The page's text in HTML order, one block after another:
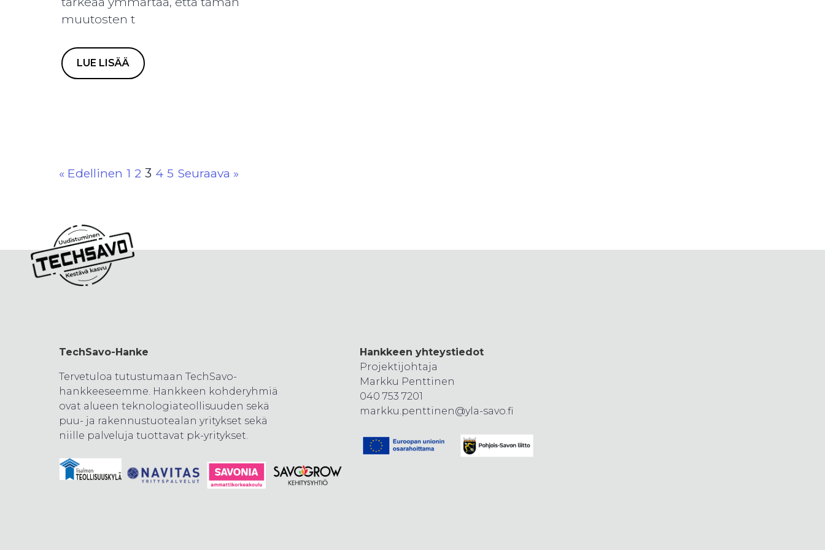
muutosten t
LUE LISÄÄ
« Edellinen 1 2 3 4 5 Seuraava »
TechSavo-Hanke
Tervetuloa tutustumaan TechSavo-
hankkeeseemme. Hankkeen kohderyhmiä
ovat alueen teknologiateollisuuden sekä
puu- ja rakennustuotealan yritykset sekä
niille palveluja tuottavat pk-yritykset.
Hankkeen yhteystiedot
Projektijohtaja
Markku Penttinen
040 753 7201
markku.penttinen@yla-savo.fi